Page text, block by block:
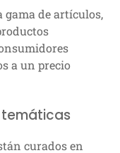
gama de artículos,
a un precio
curados en